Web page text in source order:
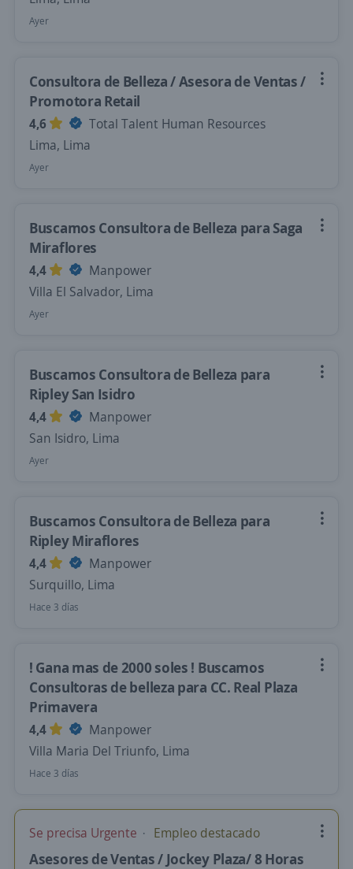
Ayer
Consultora de Belleza / Asesora de Ventas /
Promotora Retail
4,6
Total Talent Human Resources
Lima, Lima
Ayer
Buscamos Consultora de Belleza para Saga
Miraflores
4,4
Manpower
Villa El Salvador, Lima
Ayer
Buscamos Consultora de Belleza para
Ripley San Isidro
4,4
Manpower
San Isidro, Lima
Ayer
Buscamos Consultora de Belleza para
Ripley Miraflores
4,4
Manpower
Surquillo, Lima
Hace 3 días
! Gana mas de 2000 soles ! Buscamos
Consultoras de belleza para CC. Real Plaza
Primavera
4,4
Manpower
Villa Maria Del Triunfo, Lima
Hace 3 días
Se precisa Urgente Empleo destacado
Asesores de Ventas / Jockey Plaza/ 8 Horas